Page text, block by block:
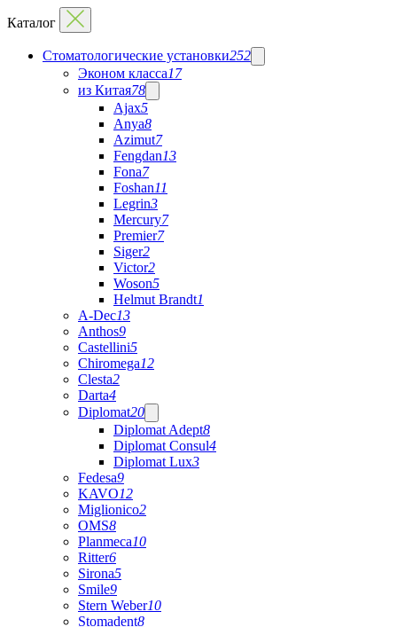
Каталог
Стоматологические установки252
Эконом класса17
из Китая78
Ajax5
Anya8
Azimut7
Fengdan13
Fona7
Foshan11
Legrin3
Mercury7
Premier7
Siger2
Victor2
Woson5
Helmut Brandt1
A-Dec13
Anthos9
Castellini5
Chiromega12
Clesta2
Darta4
Diplomat20
Diplomat Adept8
Diplomat Consul4
Diplomat Lux3
Fedesa9
KAVO12
Miglionico2
OMS8
Planmeca10
Ritter6
Sirona5
Smile9
Stern Weber10
Stomadent8